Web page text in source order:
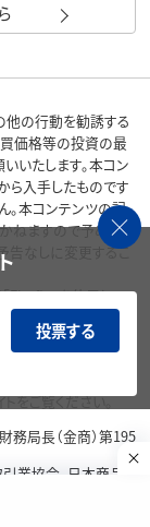
他の行動を勧誘する
買価格等の投資の最
いたします。本コン
ら入手したものです
。本コンテンツの記
ねますので予めご了
告なしに変更するこ
Firefly」を使用して
をご覧ください。
局長（金商）第195
業協会、日本商品
投票する